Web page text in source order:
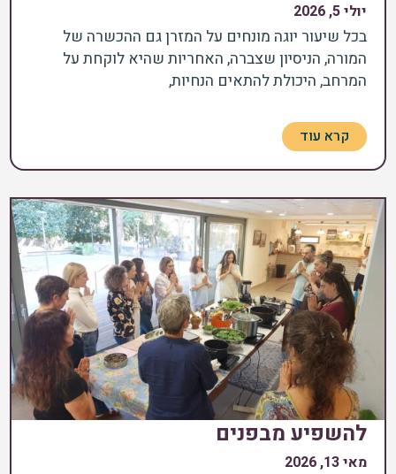
יולי 5, 2026
בכל שיעור יוגה מונחים על המזרן גם ההכשרה של
המורה, הניסיון שצברה, האחריות שהיא לוקחת על
המרחב, היכולת להתאים הנחיות,
קרא עוד
להשפיע מבפנים
מאי 13, 2026